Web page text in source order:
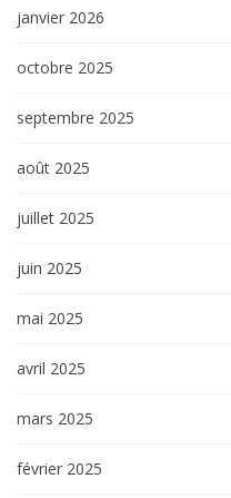
janvier 2026
octobre 2025
septembre 2025
août 2025
juillet 2025
juin 2025
mai 2025
avril 2025
mars 2025
février 2025